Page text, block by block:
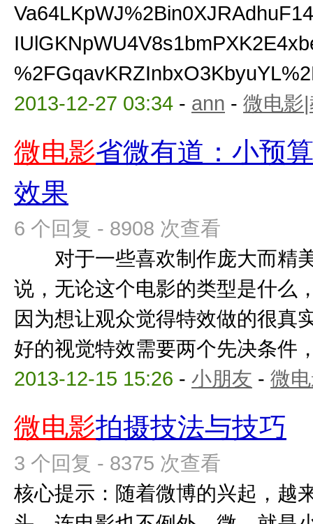
2013-12-27 03:34 - ann - 微电影
微电影省微有道：小预
效果
6 个回复 - 8908 次查看
对于一些喜欢制作庞大而精
说，无论这个电影的类型是什么
因为想让观众觉得特效做的很真
好的视觉特效需要两个先决条件
2013-12-15 15:26 - 小朋友 - 微
微电影拍摄技法与技巧
3 个回复 - 8375 次查看
核心提示：随着微博的兴起，越